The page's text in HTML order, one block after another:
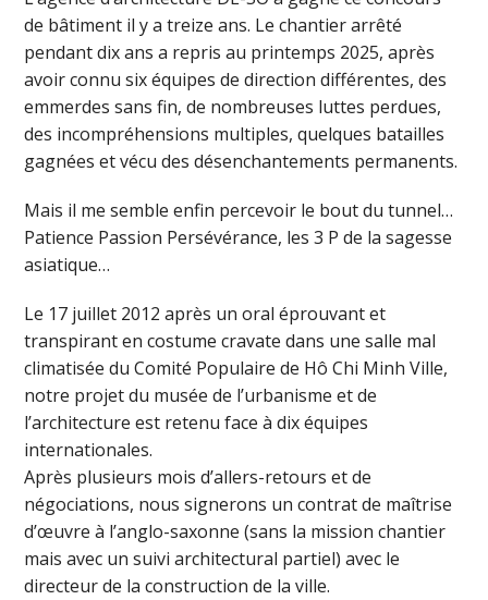
de bâtiment il y a treize ans. Le chantier arrêté
pendant dix ans a repris au printemps 2025, après
avoir connu six équipes de direction différentes, des
emmerdes sans fin, de nombreuses luttes perdues,
des incompréhensions multiples, quelques batailles
gagnées et vécu des désenchantements permanents.
Mais il me semble enfin percevoir le bout du tunnel…
Patience Passion Persévérance, les 3 P de la sagesse
asiatique…
Le 17 juillet 2012 après un oral éprouvant et
transpirant en costume cravate dans une salle mal
climatisée du Comité Populaire de Hô Chi Minh Ville,
notre projet du musée de l’urbanisme et de
l’architecture est retenu face à dix équipes
internationales.
Après plusieurs mois d’allers-retours et de
négociations, nous signerons un contrat de maîtrise
d’œuvre à l’anglo-saxonne (sans la mission chantier
mais avec un suivi architectural partiel) avec le
directeur de la construction de la ville.